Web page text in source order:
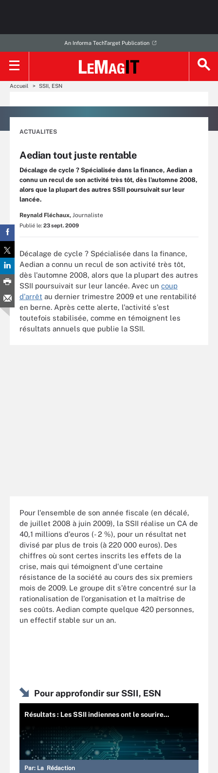
An Informa TechTarget Publication
Accueil SSII, ESN
ACTUALITES
Aedian tout juste rentable
Décalage de cycle ? Spécialisée dans la finance, Aedian a
connu un recul de son activité très tôt, dès l'automne 2008,
alors que la plupart des autres SSII poursuivait sur leur
lancée.
Reynald Fléchaux, Journaliste
Publié le: 23 sept. 2009
Décalage de cycle ? Spécialisée dans la finance,
Aedian a connu un recul de son activité très tôt,
dès l'automne 2008, alors que la plupart des autres
SSII poursuivait sur leur lancée. Avec un coup
d'arrêt au dernier trimestre 2009 et une rentabilité
en berne. Après cette alerte, l'activité s'est
toutefois stabilisée, comme en témoignent les
résultats annuels que publie la SSII.
Pour l'ensemble de son année fiscale (en décalé,
de juillet 2008 à juin 2009), la SSII réalise un CA de
40,1 millions d'euros (- 2 %), pour un résultat net
divisé par plus de trois (à 220 000 euros). Des
chiffres où sont certes inscrits les effets de la
crise, mais qui témoignent d'une certaine
résistance de la société au cours des six premiers
mois de 2009. Le groupe dit s'être concentré sur la
rationalisation de l'organisation et la maîtrise de
ses coûts. Aedian compte quelque 420 personnes,
un effectif stable sur un an.
Pour approfondir sur SSII, ESN
Résultats : Les SSII indiennes ont le sourire...
Par: La Rédaction